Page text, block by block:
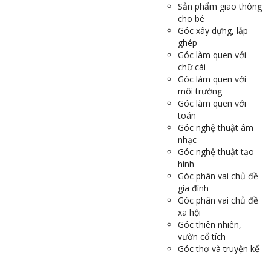
Sản phẩm giao thông
cho bé
Góc xây dựng, lắp
ghép
Góc làm quen với
chữ cái
Góc làm quen với
môi trường
Góc làm quen với
toán
Góc nghệ thuật âm
nhạc
Góc nghệ thuật tạo
hình
Góc phân vai chủ đề
gia đình
Góc phân vai chủ đề
xã hội
Góc thiên nhiên,
vườn cổ tích
Góc thơ và truyện kể